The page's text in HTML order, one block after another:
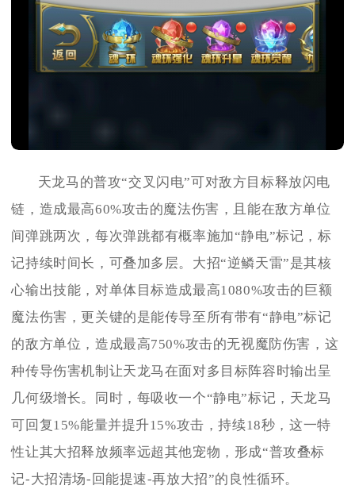
天龙马的普攻“交叉闪电”可对敌方目标释放闪电
链，造成最高60%攻击的魔法伤害，且能在敌方单位
间弹跳两次，每次弹跳都有概率施加“静电”标记，标
记持续时间长，可叠加多层。大招“逆鳞天雷”是其核
心输出技能，对单体目标造成最高1080%攻击的巨额
魔法伤害，更关键的是能传导至所有带有“静电”标记
的敌方单位，造成最高750%攻击的无视魔防伤害，这
种传导伤害机制让天龙马在面对多目标阵容时输出呈
几何级增长。同时，每吸收一个“静电”标记，天龙马
可回复15%能量并提升15%攻击，持续18秒，这一特
性让其大招释放频率远超其他宠物，形成“普攻叠标
记-大招清场-回能提速-再放大招”的良性循环。